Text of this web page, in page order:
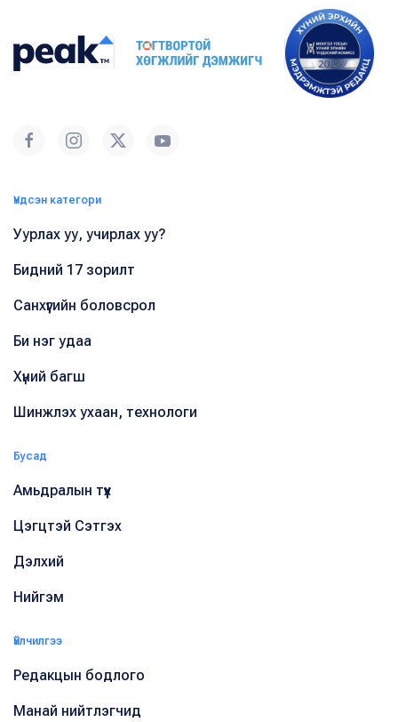
Үндсэн категори
Уурлах уу, учирлах уу?
Бидний 17 зорилт
Санхүүгийн боловсрол
Би нэг удаа
Хүний багш
Шинжлэх ухаан, технологи
Бусад
Амьдралын түүх
Цэгцтэй Сэтгэх
Дэлхий
Нийгэм
Үйлчилгээ
Редакцын бодлого
Манай нийтлэгчид